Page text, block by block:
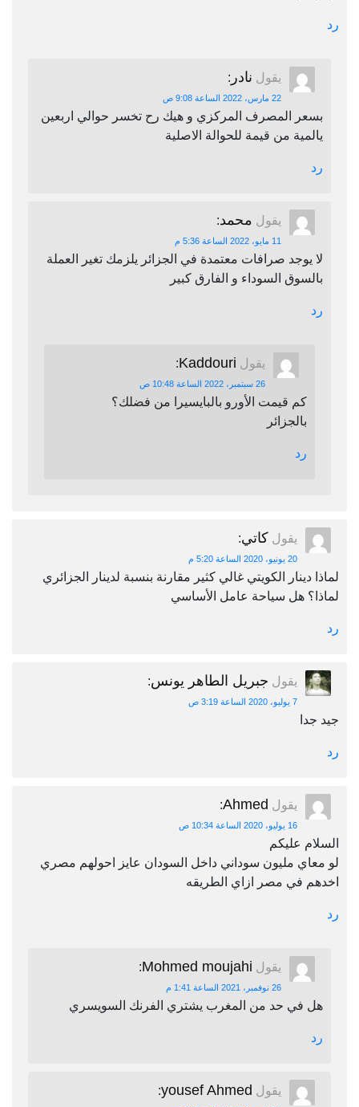
رد
يقول نادر :
22 مارس، 2022 الساعة 9:08 ص
بسعر المصرف المركزي و هيك رح تخسر حوالي اربعين
يالمية من قيمة للحوالة الاصلية
رد
يقول محمد:
11 مايو، 2022 الساعة 5:36 م
لا يوجد صرافات معتمدة في الجزائر يلزمك تغير العملة
بالسوق السوداء و الفارق كبير
رد
يقول Kaddouri
:
26 سبتمبر، 2022 الساعة 10:48 ص
كم قيمت الأورو بالبايسيرا من فضلك؟
بالجزائر
رد
يقول كاتي:
20 يونيو، 2020 الساعة 5:20 م
لماذا دينار الكويتي غالي كثير مقارنة بنسبة لدينار الجزائري
لماذا؟ هل سياحة عامل الأساسي
رد
يقول جبريل الطاهر يونس:
7 يوليو، 2020 الساعة 3:19 ص
جيد جدا
رد
يقول Ahmed
:
16 يوليو، 2020 الساعة 10:34 ص
السلام عليكم
لو معاي مليون سوداني داخل السودان عايز احولهم مصري
اخدهم في مصر ازاي الطريقه
رد
يقول Mohmed moujahi
:
26 نوفمبر، 2021 الساعة 1:41 م
هل في حد من المغرب يشتري الفرنك السويسري
رد
يقول yousef Ahmed
: